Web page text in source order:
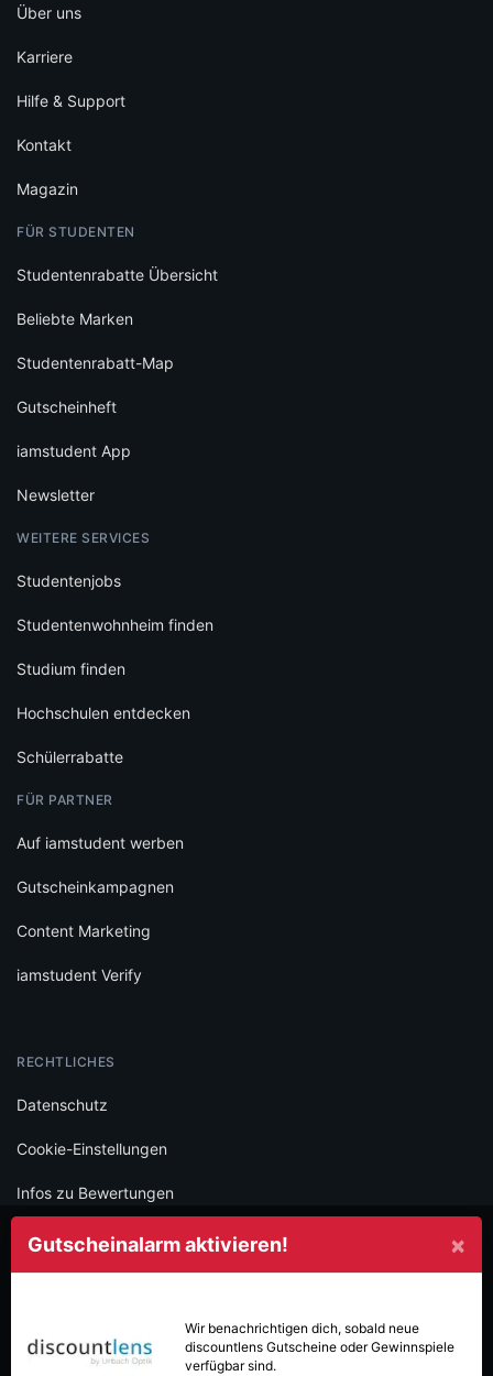
×
Gutscheinalarm aktivieren!
Wir benachrichtigen dich, sobald neue
discountlensGutscheine oder Gewinnspiele
verfügbar sind.
Über uns
Karriere
Hilfe & Support
Kontakt
Magazin
FÜR STUDENTEN
Studentenrabatte Übersicht
Beliebte Marken
Studentenrabatt-Map
Gutscheinheft
iamstudent App
Newsletter
WEITERE SERVICES
Studentenjobs
Studentenwohnheim finden
Studium finden
Hochschulen entdecken
Schülerrabatte
FÜR PARTNER
Auf iamstudent werben
Gutscheinkampagnen
Content Marketing
iamstudent Verify
RECHTLICHES
Datenschutz
Cookie-Einstellungen
Infos zu Bewertungen
AGB
Folge iamstudent und verpasse keine Deals mehr.